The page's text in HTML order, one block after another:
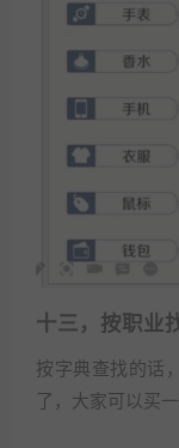
十三，按职业
按字典查找的话
了，大家可以买